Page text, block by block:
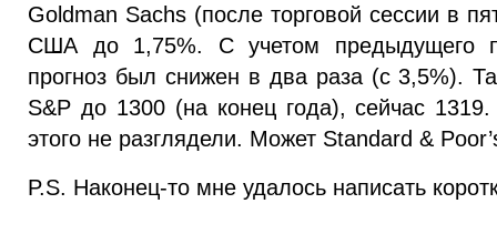
Goldman Sachs (после торговой сессии в
США до 1,75%. С учетом предыдущего
прогноз был снижен в два раза (с 3,5%).
S&P до 1300 (на конец года), сейчас
этого не разглядели. Может Standard &
P.S. Наконец-то мне удалось написать